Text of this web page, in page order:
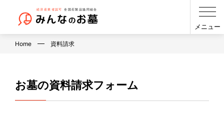
メニュー
Home 資料請求
お墓の資料請求フォーム